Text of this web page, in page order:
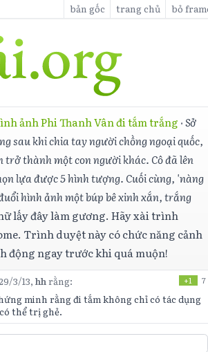
bản gốc trang chủ bỏ
ảnh Phi Thanh Vân đi tắm trắng ·Sở
sau khi chia tay người chồng ngoại quốc,
trở thành một con người khác. Cô đã lên
lựa được 5 hình tượng. Cuối cùng, 'nàng
hình ảnh một búp bê xinh xắn, trắng
lấy đây làm gương. Hãy xài trình
Trình duyệt này có chức năng cảnh
động ngay trước khi quá muộn!
3/13,hhrằng: +1 7
minh rằng đi tắm không chỉ có tác dụng
thể trị ghẻ.